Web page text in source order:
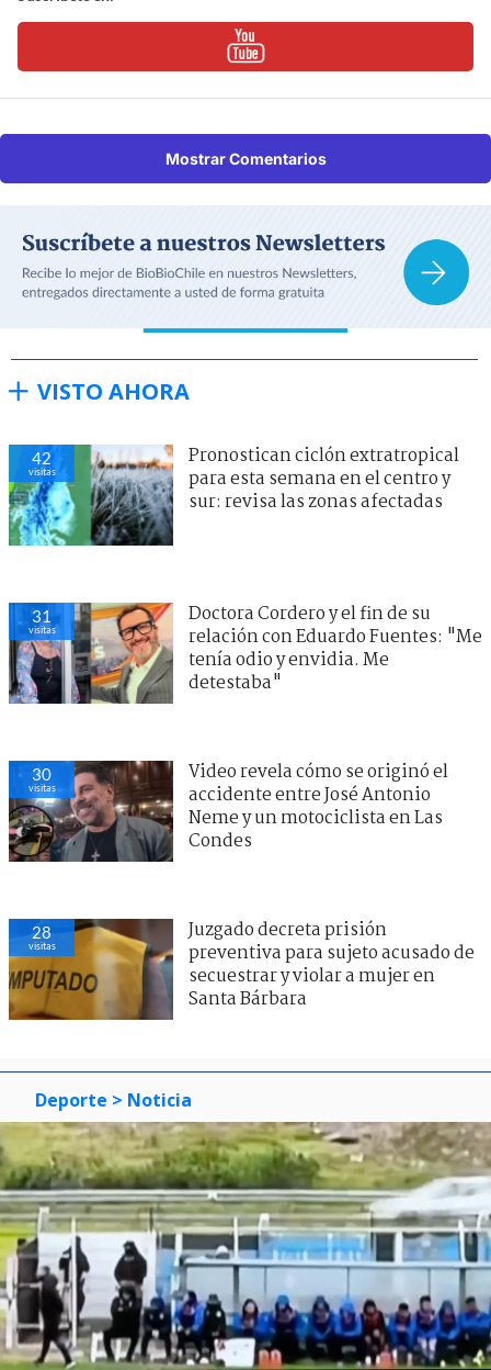
Mostrar Comentarios
VISTO AHORA
42
visitas
Pronostican ciclón extratropical
para esta semana en el centro y
sur: revisa las zonas afectadas
31
visitas
Doctora Cordero y el fin de su
relación con Eduardo Fuentes: "Me
tenía odio y envidia. Me
detestaba"
30
visitas
Video revela cómo se originó el
accidente entre José Antonio
Neme y un motociclista en Las
Condes
28
visitas
Juzgado decreta prisión
preventiva para sujeto acusado de
secuestrar y violar a mujer en
Santa Bárbara
Deporte > Noticia